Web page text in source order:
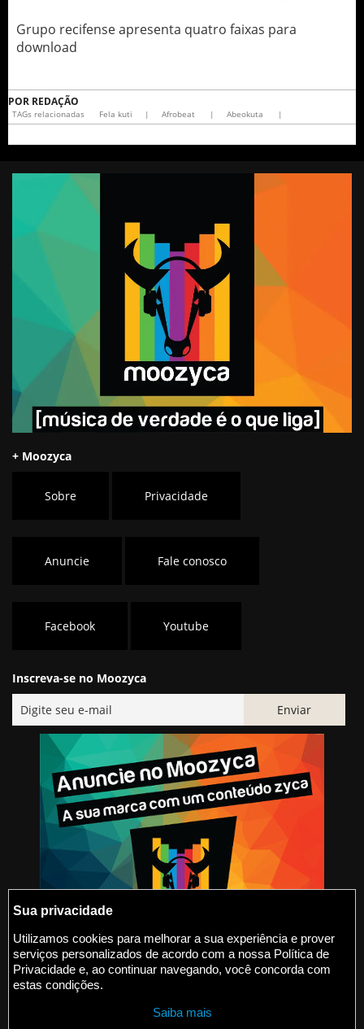
Grupo recifense apresenta quatro faixas para
download
POR REDAÇÃO
TAGs relacionadas Fela kuti | Afrobeat | Abeokuta |
+ Moozyca
Sobre Privacidade
Anuncie Fale conosco
Facebook Youtube
Inscreva-se no Moozyca
@2015-2026 Moozyca
Sua privacidade
Utilizamos cookies para melhorar a sua experiência e prover
serviços personalizados de acordo com a nossa Política de
Privacidade e, ao continuar navegando, você concorda com
estas condições.
Saiba mais